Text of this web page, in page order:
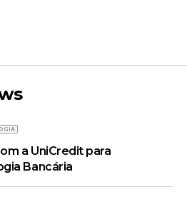
a UniCredit para
Bancária